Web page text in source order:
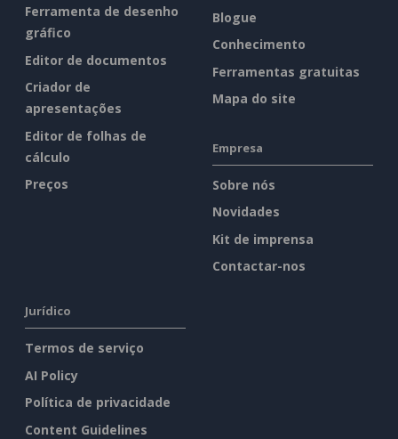
Ferramenta de desenho
gráfico
Editor de documentos
Criador de
apresentações
Editor de folhas de
cálculo
Preços
Blogue
Conhecimento
Ferramentas gratuitas
Mapa do site
Empresa
Sobre nós
Novidades
Kit de imprensa
Contactar-nos
Jurídico
Termos de serviço
AI Policy
Política de privacidade
Content Guidelines